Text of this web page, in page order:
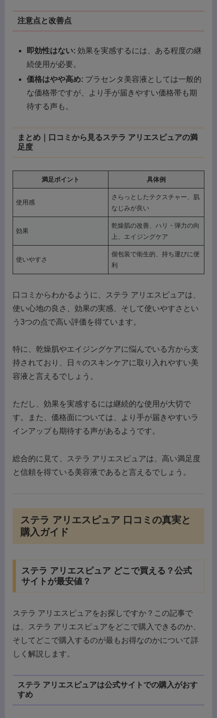
注意点と改善点
即効性はない: 効果を実感するには、ある程度の継
続使用が必要。
価格はやや高め: プラセンタ美容液としては一般的
な価格帯ですが、より手が届きやすい価格帯も期
待する声も。
まとめ｜口コミから見るステラ アリエスピュアの満
足度
満足ポイント 具体例
使用感
さらっとしたテクスチャー、肌
なじみが良い
効果
乾燥肌の改善、ハリ・弾力の向
上、エイジングケア
使いやすさ
個包装で衛生的、持ち運びに便
利
口コミからわかるように、ステラ アリエスピュアは、
使い心地の良さ、効果の実感、そして使いやすさとい
う3つの点で高い評価を得ています。
特に、乾燥肌やエイジングケアに悩んでいる方から支
持されており、日々のスキンケアに取り入れやすい美
容液と言えるでしょう。
ただし、効果を実感するには継続的な使用が大切で
す。また、価格面については、より手が届きやすいラ
インアップも期待する声があるようです。
総合的に見て、ステラ アリエスピュアは、高い満足度
と信頼を得ている美容液であると言えるでしょう。
ステラ アリエスピュア 口コミの真実と
購入ガイド
ステラ アリエスピュア どこで買える？公式
サイトが最安値？
ステラ アリエスピュアをお探しですか？この記事で
は、ステラ アリエスピュアをどこで購入できるのか、
そしてどこで購入するのが最もお得なのかについて詳
しく解説します。
ステラ アリエスピュアは公式サイトでの購入がおす
すめ